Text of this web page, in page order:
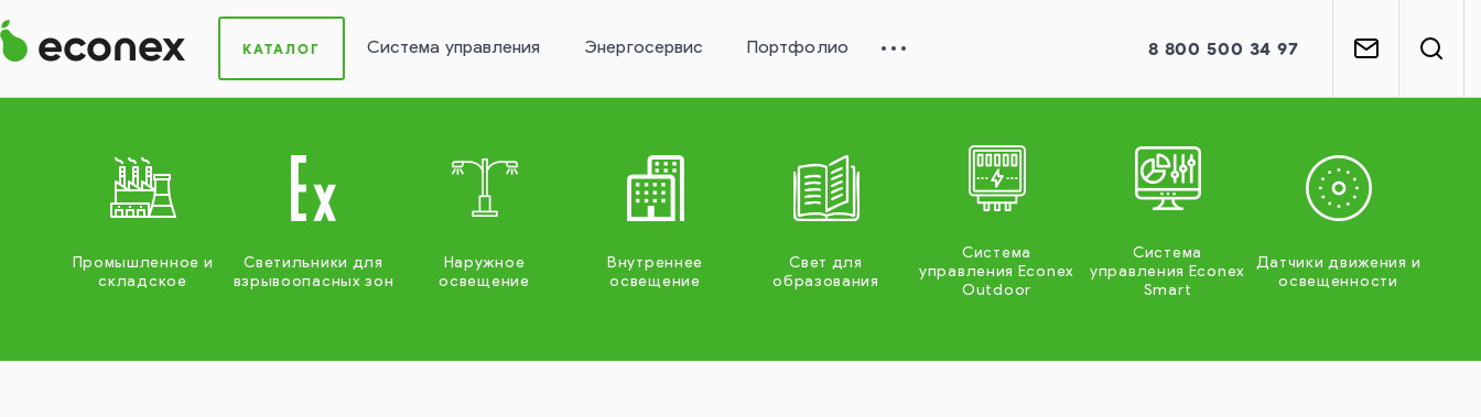
КАТАЛОГ Система управления Энергосервис Портфолио 8 800 500 34 97
Промышленное и
складское
Светильники для
взрывоопасных зон
Наружное
освещение
Внутреннее
освещение
Свет для
образования
Система
управления Econex
Outdoor
Система
управления Econex
Smart
Датчики движения и
освещенности